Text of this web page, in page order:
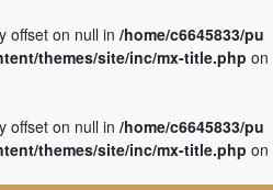
offset on null in /home/c6645833/pu
themes/site/inc/mx-title.php on
offset on null in /home/c6645833/pu
themes/site/inc/mx-title.php on